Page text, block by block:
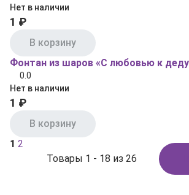
Нет в наличии
1 ₽
В корзину
Фонтан из шаров «С любовью к
0.0
Нет в наличии
1 ₽
В корзину
Товары 1 - 18 из 26
1 2